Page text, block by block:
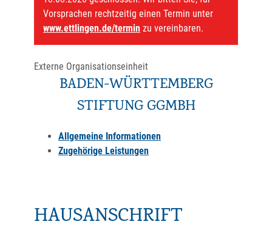
Vorsprachen rechtzeitig einen Termin unter
www.ettlingen.de/termin zu vereinbaren.
Externe Organisationseinheit
BADEN-WÜRTTEMBERG
STIFTUNG GGMBH
Allgemeine Informationen
Zugehörige Leistungen
HAUSANSCHRIFT